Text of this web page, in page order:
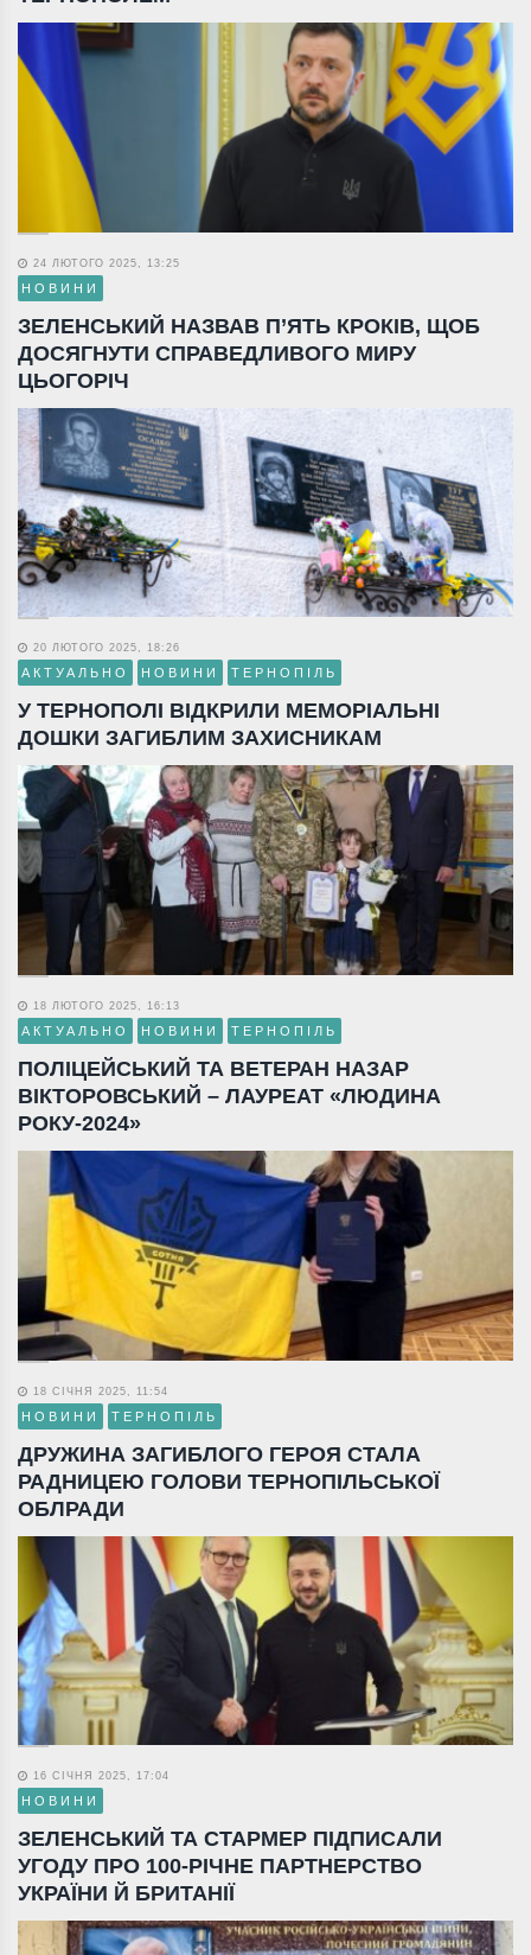
24 ЛЮТОГО 2025, 13:25
НОВИНИ
ЗЕЛЕНСЬКИЙ НАЗВАВ П’ЯТЬ КРОКІВ, ЩОБ
ДОСЯГНУТИ СПРАВЕДЛИВОГО МИРУ
ЦЬОГОРІЧ
20 ЛЮТОГО 2025, 18:26
АКТУАЛЬНО НОВИНИ ТЕРНОПІЛЬ
У ТЕРНОПОЛІ ВІДКРИЛИ МЕМОРІАЛЬНІ
ДОШКИ ЗАГИБЛИМ ЗАХИСНИКАМ
18 ЛЮТОГО 2025, 16:13
АКТУАЛЬНО НОВИНИ ТЕРНОПІЛЬ
ПОЛІЦЕЙСЬКИЙ ТА ВЕТЕРАН НАЗАР
ВІКТОРОВСЬКИЙ – ЛАУРЕАТ «ЛЮДИНА
РОКУ-2024»
18 СІЧНЯ 2025, 11:54
НОВИНИ ТЕРНОПІЛЬ
ДРУЖИНА ЗАГИБЛОГО ГЕРОЯ СТАЛА
РАДНИЦЕЮ ГОЛОВИ ТЕРНОПІЛЬСЬКОЇ
ОБЛРАДИ
16 СІЧНЯ 2025, 17:04
НОВИНИ
ЗЕЛЕНСЬКИЙ ТА СТАРМЕР ПІДПИСАЛИ
УГОДУ ПРО 100-РІЧНЕ ПАРТНЕРСТВО
УКРАЇНИ Й БРИТАНІЇ